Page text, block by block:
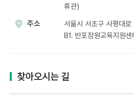
휴관)
주소
서울시 서초구 사평대
B1. 반포잠원교육지원센
찾아오시는 길